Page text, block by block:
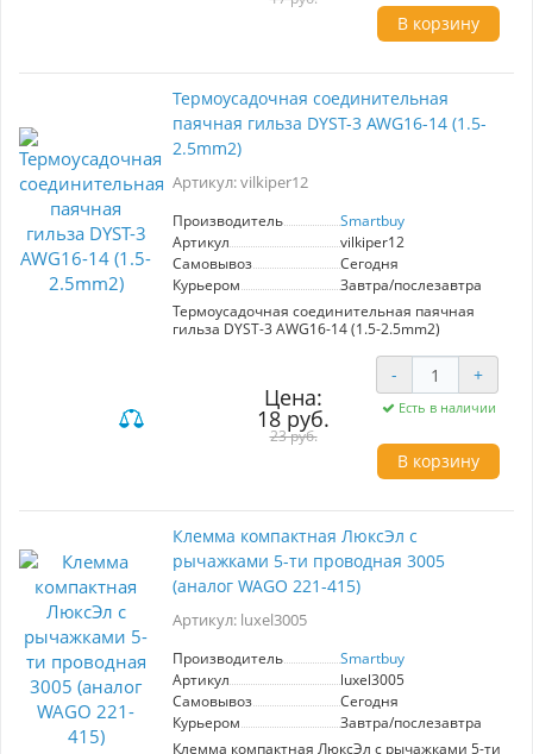
В корзину
Термоусадочная соединительная
паячная гильза DYST-3 AWG16-14 (1.5-
2.5mm2)
Артикул: vilkiper12
Производитель
Smartbuy
Артикул
vilkiper12
Самовывоз
Сегодня
Курьером
Завтра/послезавтра
Термоусадочная соединительная паячная
гильза DYST-3 AWG16-14 (1.5-2.5mm2)
Цена:
18 руб.
23 руб.
- +
Есть в наличии
В корзину
Клемма компактная ЛюксЭл с
рычажками 5-ти проводная 3005
(аналог WAGO 221-415)
Артикул: luxel3005
Производитель
Smartbuy
Артикул
luxel3005
Самовывоз
Сегодня
Курьером
Завтра/послезавтра
Клемма компактная ЛюксЭл с рычажками 5-ти